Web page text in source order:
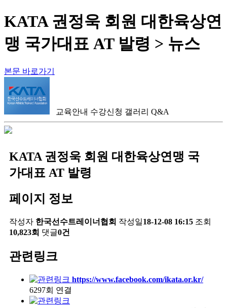
KATA 권정욱 회원 대한육상연
맹 국가대표 AT 발령 > 뉴스
본문 바로가기
교육안내 수강신청 갤러리 Q&A
KATA 권정욱 회원 대한육상연맹 국
가대표 AT 발령
페이지 정보
작성자 한국선수트레이너협회 작성일18-12-08 16:15 조회
10,823회 댓글0건
관련링크
https://www.facebook.com/ikata.or.kr/
6297회 연결